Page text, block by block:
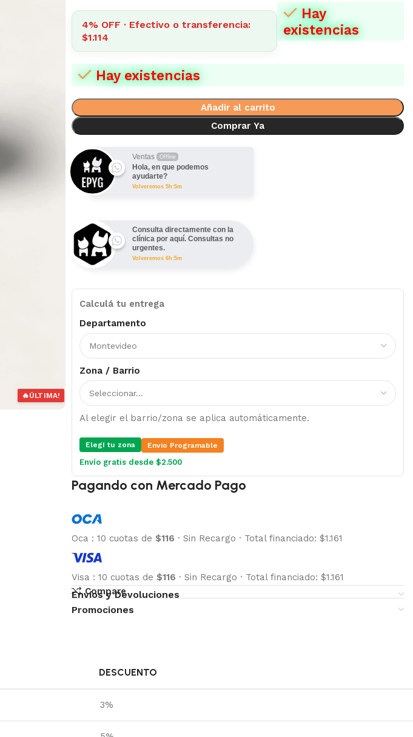
🔥ÚLTIMA!
4% OFF · Efectivo o transferencia:
$1.114
Hay
existencias
Hay existencias
Añadir al carrito
Comprar Ya
Ventas Offline
Hola, en que podemos
ayudarte?
Volveremos 5h:5m
Consulta directamente con la
clínica por aquí. Consultas no
urgentes.
Volveremos 6h:5m
Calculá tu entrega
Departamento
Zona / Barrio
Al elegir el barrio/zona se aplica automáticamente.
Elegí tu zona Envio Programable
Envío gratis desde $2.500
Pagando con Mercado Pago
Oca : 10 cuotas de $116 · Sin Recargo · Total financiado: $1.161
Visa : 10 cuotas de $116 · Sin Recargo · Total financiado: $1.161
Compare
Envíos y Devoluciones
Promociones
DESCUENTO
3%